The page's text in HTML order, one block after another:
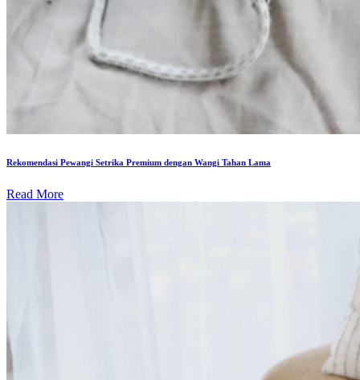
Rekomendasi Pewangi Setrika Premium dengan Wangi Tahan Lama
Read More